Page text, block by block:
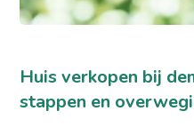
Huis verkopen bij
stappen en